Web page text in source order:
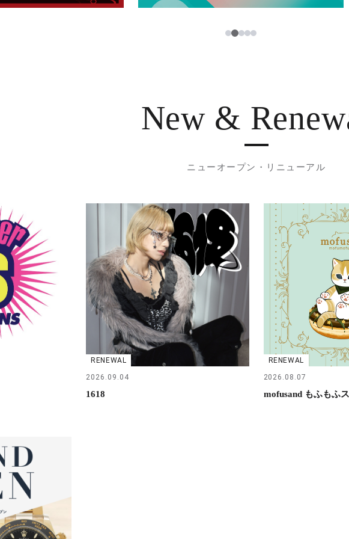
12345
New &
ニューオープン・リニューアル
RENEWAL
2026.09.04
1618
RENEWAL
2026.08.07
mofusand もふもふ